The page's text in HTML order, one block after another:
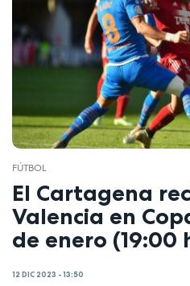
FÚTBOL
El Cartagena
Valencia en
de enero (19:00
12 DIC 2023 - 13:50